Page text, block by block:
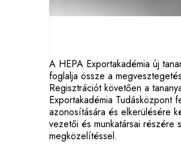
A HEPA Exportakadémia új
foglalja össze a
Regisztrációt követően a
Exportakadémia Tudásközpont
azonosítására és elkerülésére
vezetői és munkatársai részére
megközelítéssel.